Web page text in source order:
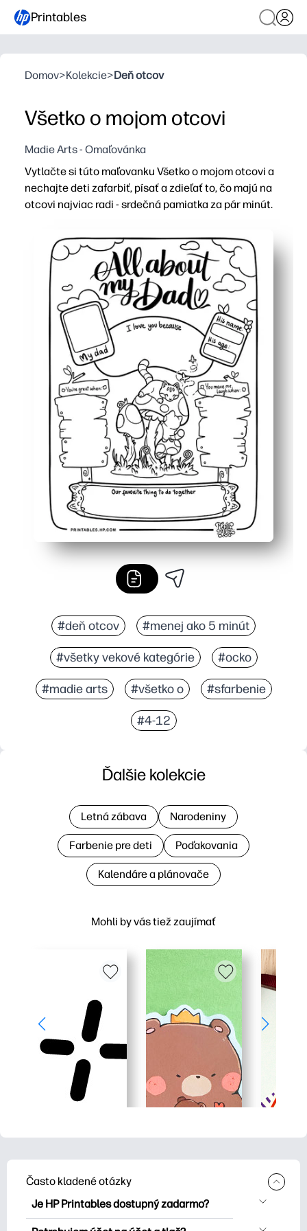
Printables
Domov>Kolekcie>Deň otcov
Všetko o mojom otcovi
Madie Arts - Omaľovánka
Vytlačte si túto maľovanku Všetko o mojom otcovi a
nechajte deti zafarbiť, písať a zdieľať to, čo majú na
otcovi najviac radi - srdečná pamiatka za pár minút.
Jednoducho tlačíte a odchádzate - vhodné pre
Vytvárajte si písanie, kreslenie a jemnú motoriku
Vyvolávate zmysluplné rozhovory a sociálno-
Nakoniec získate darček hodný rámu na Deň otcov,
#deň otcov #menej ako 5 minút
#všetky vekové kategórie #ocko
#madie arts #všetko o #sfarbenie
#4-12
Mohli by vás tiež zaujímať
Ďalšie kolekcie
Letná zábava Narodeniny
Farbenie pre deti Poďakovania
Kalendáre a plánovače
Často kladené otázky
Je HP Printables dostupný zadarmo?
HP Printables ponúka viac ako 2500